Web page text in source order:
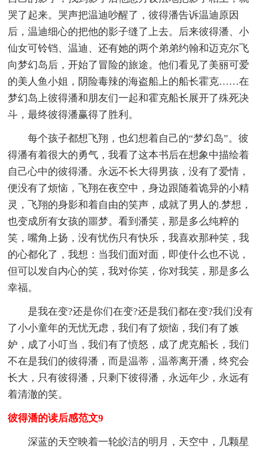
哭了起来。哭声把温迪吵醒了，彼得潘告诉温迪原因
后，温迪细心的把他的影子缝了上去。后来彼得潘、小
仙女可铃铛、温迪、还有她的两个弟弟约翰和迈克尔飞
向梦幻岛后，开始了冒险的旅途。他们看见了美丽可爱
的美人鱼小姐，阴险毒辣的海盗船上的船长霍克……在
梦幻岛上彼得潘和朋友们一起和霍克船长展开了殊死决
斗，最终彼得潘赢得了胜利。
每个孩子都想飞翔，也幻想着自己的“梦幻岛”。彼
得潘有着很大的勇气，我看了这本书后在想象中描绘着
自己心中的彼得潘。永远不长大得男孩，没有了爱情，
便没有了烦恼，飞翔在夜空中，身边跟随着诡异的小精
灵，飞翔的身影和着自由的笑声，成就了男人的.梦想，
也变成所有女孩的噩梦。看到潘笑，那是多么纯粹的
笑，嘴角上扬，没有忧伤只有快乐，我喜欢那种笑，我
的心都化了，我想：当我们面对面，即使什么也不说，
但可以发自内心的笑，我对你笑，你对我笑，那是多么
幸福。
是我在变?还是你们在变?还是我们都在变?我们没有
了小小童年的无忧无虑，我们有了烦恼，我们有了嫉
妒，成了小叮当，我们有了愤怒，成了虎克船长，我们
不在是我们的彼得潘，而是温蒂，温蒂离开潘，终究会
长大，只有彼得潘，只剩下彼得潘，永远年少，永远有
着清澈的笑。
彼得潘的读后感范文9
深蓝的天空映着一轮皎洁的明月，天空中，几颗星